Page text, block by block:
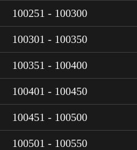
100251 - 100300
100301 - 100350
100351 - 100400
100401 - 100450
100451 - 100500
100501 - 100550